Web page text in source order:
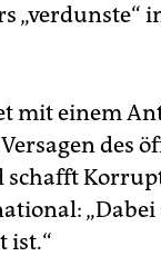
mit einem
des
schafft
„Dabei
ist.“